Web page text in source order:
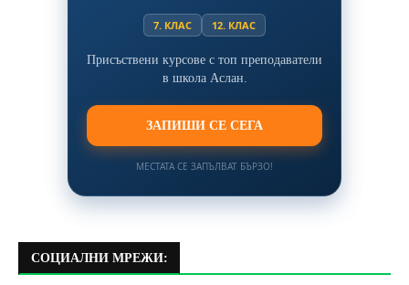
7. КЛАС 12. КЛАС
Присъствени курсове с топ преподаватели
в школа Аслан.
ЗАПИШИ СЕ СЕГА
МЕСТАТА СЕ ЗАПЪЛВАТ БЪРЗО!
СОЦИАЛНИ МРЕЖИ: